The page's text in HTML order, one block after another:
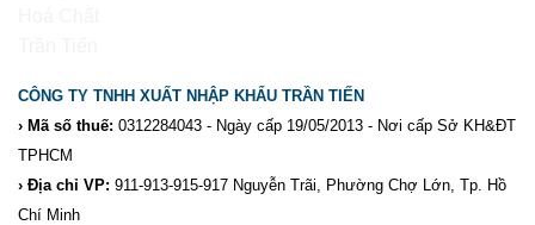
CÔNG TY TNHH XUẤT NHẬP KHẨU TRẦN TIẾN
› Mã số thuế: 0312284043 - Ngày cấp 19/05/2013 - Nơi cấp Sở KH&ĐT
TPHCM
› Địa chỉ VP: 911-913-915-917 Nguyễn Trãi, Phường Chợ Lớn, Tp. Hồ
Chí Minh